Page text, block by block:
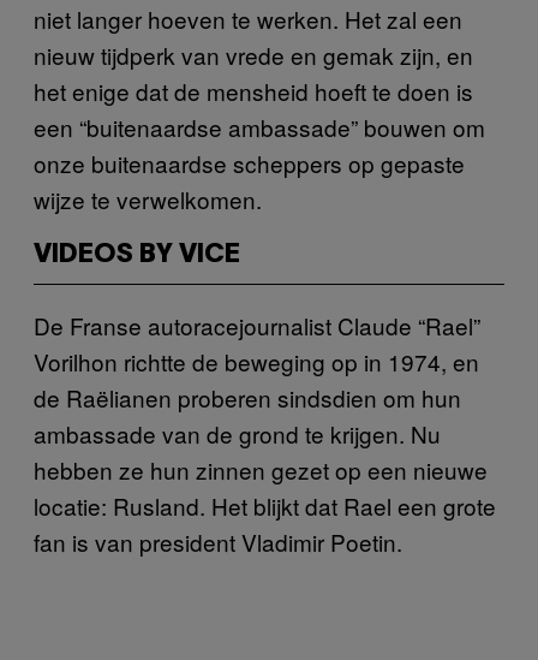
niet langer hoeven te werken. Het zal een
nieuw tijdperk van vrede en gemak zijn, en
het enige dat de mensheid hoeft te doen is
een “buitenaardse ambassade” bouwen om
onze buitenaardse scheppers op gepaste
wijze te verwelkomen.
VIDEOS BY VICE
De Franse autoracejournalist Claude “Rael”
Vorilhon richtte de beweging op in 1974, en
de Raëlianen proberen sindsdien om hun
ambassade van de grond te krijgen. Nu
hebben ze hun zinnen gezet op een nieuwe
locatie: Rusland. Het blijkt dat Rael een grote
fan is van president Vladimir Poetin.